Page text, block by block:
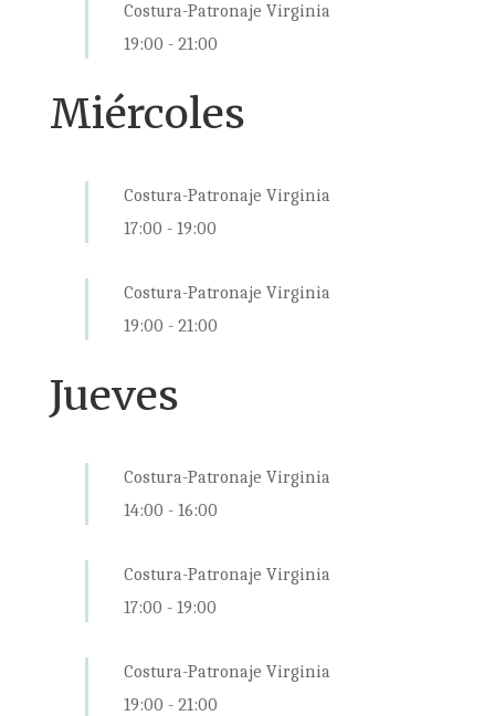
Costura-Patronaje Virginia
19:00 - 21:00
Miércoles
Costura-Patronaje Virginia
17:00 - 19:00
Costura-Patronaje Virginia
19:00 - 21:00
Jueves
Costura-Patronaje Virginia
14:00 - 16:00
Costura-Patronaje Virginia
17:00 - 19:00
Costura-Patronaje Virginia
19:00 - 21:00